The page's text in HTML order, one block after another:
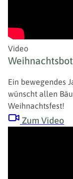
Video
Ein bewegendes
wünscht allen
Weihnachtsfest!
Zum Video